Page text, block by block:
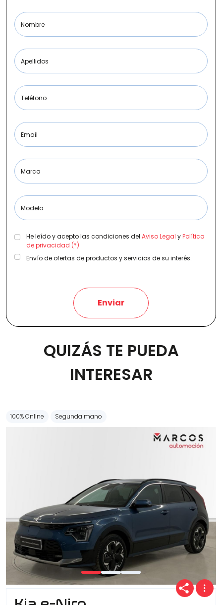
Kilómetros
Combustible
(Elige una o varias opciones)
Etiqueta medioambiental
Potencia
Carrocería
Nombre
Apellidos
Teléfono
Email
Marca
Modelo
He leído y acepto las condiciones del Aviso Legal yPolítica
de privacidad (*)
Envío de ofertas de productos y servicios de su interés.
Enviar
QUIZÁS TE PUEDA
INTERESAR
100% Online Segunda mano